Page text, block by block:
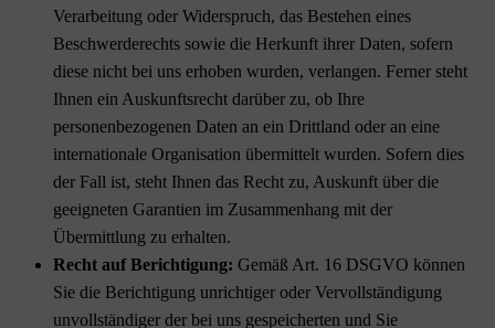
Verarbeitung oder Widerspruch, das Bestehen eines
Beschwerderechts sowie die Herkunft ihrer Daten, sofern
diese nicht bei uns erhoben wurden, verlangen. Ferner steht
Ihnen ein Auskunftsrecht darüber zu, ob Ihre
personenbezogenen Daten an ein Drittland oder an eine
internationale Organisation übermittelt wurden. Sofern dies
der Fall ist, steht Ihnen das Recht zu, Auskunft über die
geeigneten Garantien im Zusammenhang mit der
Übermittlung zu erhalten.
Recht auf Berichtigung: Gemäß Art. 16 DSGVO können
Sie die Berichtigung unrichtiger oder Vervollständigung
unvollständiger der bei uns gespeicherten und Sie